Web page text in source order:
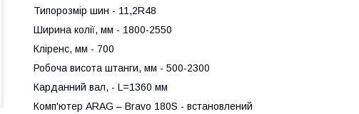
Типорозмір шин - 11,2R48
Ширина колії, мм - 1800-2550
Кліренс, мм - 700
Робоча висота штанги, мм - 500-2300
Карданний вал, - L=1360 мм
Комп'ютер ARAG – Bravo 180S - встановлений